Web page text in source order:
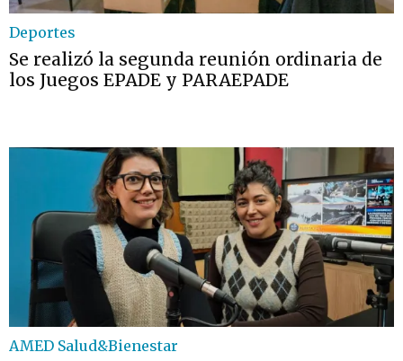
Deportes
Se realizó la segunda reunión ordinaria de
los Juegos EPADE y PARAEPADE
AMED Salud&Bienestar